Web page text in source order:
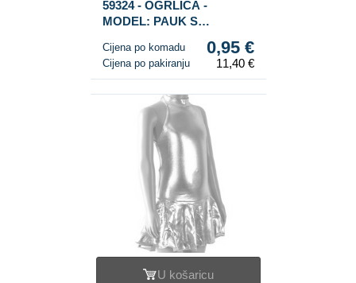
59324 - OGRLICA -
MODEL: PAUK S
Cijena po komadu 0,95 €
Cijena po pakiranju 11,40 €
U košaricu